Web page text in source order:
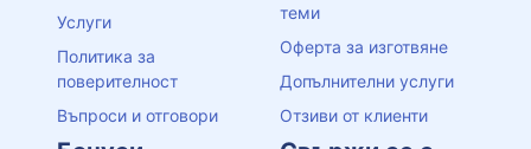
Услуги
Политика за
поверителност
Въпроси и отговори
теми
Оферта за изготвяне
Допълнителни услуги
Отзиви от клиенти